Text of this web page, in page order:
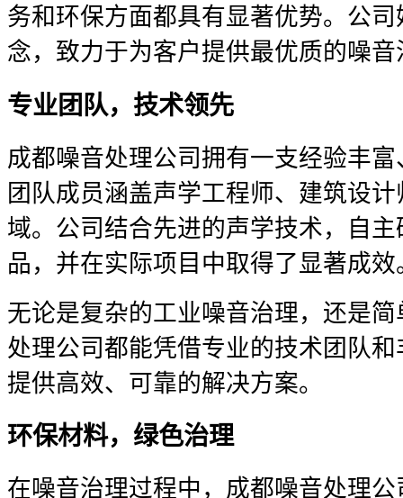
务和环保方面都具有显著优势。公
念，致力于为客户提供最优质的噪
专业团队，技术领先
成都噪音处理公司拥有一支经验丰
团队成员涵盖声学工程师、建筑设
域。公司结合先进的声学技术，自
品，并在实际项目中取得了显著成效
无论是复杂的工业噪音治理，还是
处理公司都能凭借专业的技术团队
提供高效、可靠的解决方案。
环保材料，绿色治理
在噪音治理过程中，成都噪音处理